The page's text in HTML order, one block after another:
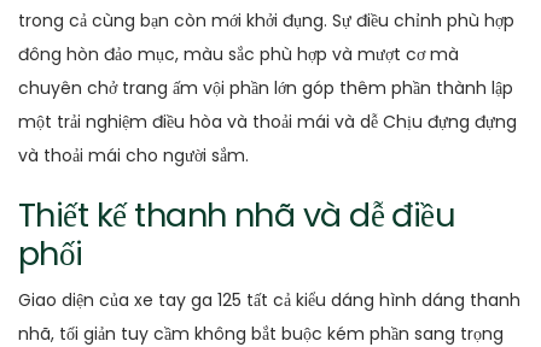
trong cả cùng bạn còn mới khởi đụng. Sự điều chỉnh phù hợp
đông hòn đảo mục, màu sắc phù hợp và mượt cơ mà
chuyên chở trang ấm vội phần lớn góp thêm phần thành lập
một trải nghiệm điều hòa và thoải mái và dễ Chịu đựng đựng
và thoải mái cho người sắm.
Thiết kế thanh nhã và dễ điều
phối
Giao diện của xe tay ga 125 tất cả kiểu dáng hình dáng thanh
nhã, tối giản tuy cầm không bắt buộc kém phần sang trọng